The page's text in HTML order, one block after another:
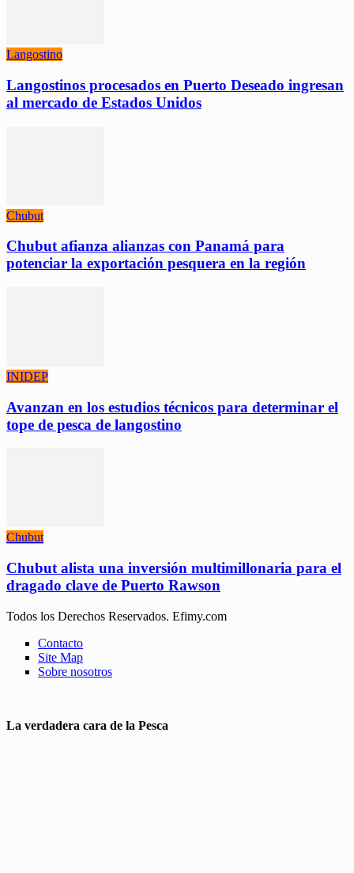
Langostino
Langostinos procesados en Puerto Deseado ingresan
al mercado de Estados Unidos
Chubut
Chubut afianza alianzas con Panamá para
potenciar la exportación pesquera en la región
INIDEP
Avanzan en los estudios técnicos para determinar el
tope de pesca de langostino
Chubut
Chubut alista una inversión multimillonaria para el
dragado clave de Puerto Rawson
Todos los Derechos Reservados. Efimy.com
Contacto
Site Map
Sobre nosotros
La verdadera cara de la Pesca